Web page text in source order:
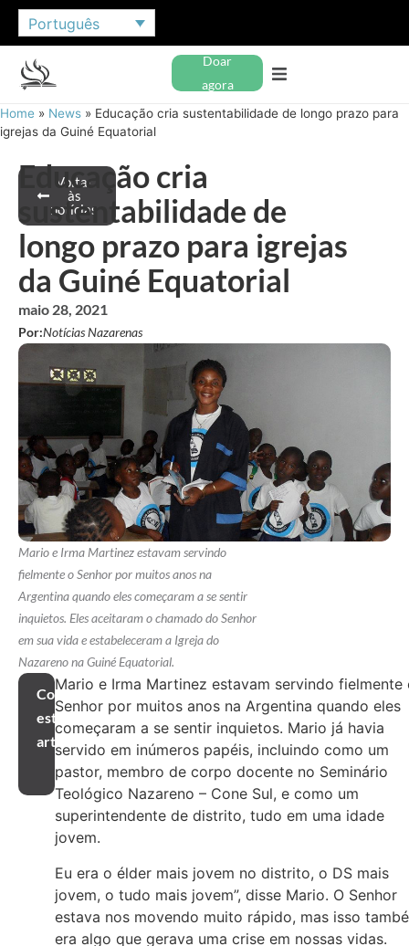
Português
Doar
agora
Home » News » Educação cria sustentabilidade de longo prazo para
igrejas da Guiné Equatorial
Voltar
às
notícias
Educação cria
sustentabilidade de
longo prazo para igrejas
da Guiné Equatorial
maio 28, 2021
Por:Notícias Nazarenas
Mario e Irma Martinez estavam servindo
fielmente o Senhor por muitos anos na
Argentina quando eles começaram a se sentir
inquietos. Eles aceitaram o chamado do Senhor
em sua vida e estabeleceram a Igreja do
Nazareno na Guiné Equatorial.
Compartilhar
este
artigo
Mario e Irma Martinez estavam servindo fielmente
Senhor por muitos anos na Argentina quando eles
começaram a se sentir inquietos. Mario já havia
servido em inúmeros papéis, incluindo como um
pastor, membro de corpo docente no Seminário
Teológico Nazareno – Cone Sul, e como um
superintendente de distrito, tudo em uma idade
jovem.
Eu era o élder mais jovem no distrito, o DS mais
jovem, o tudo mais jovem”, disse Mario. O Senhor
estava nos movendo muito rápido, mas isso
era algo que gerava uma crise em nossas vidas.